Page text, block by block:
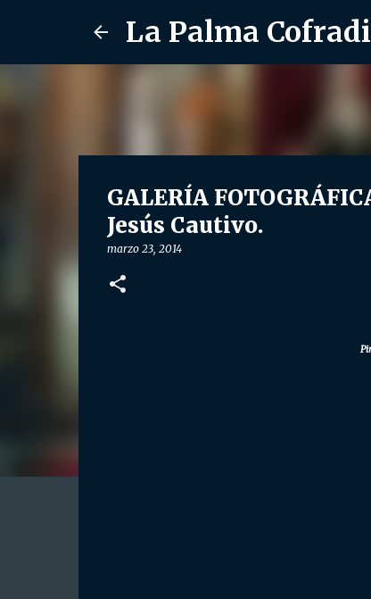
La Palma
GALERÍA
Jesús Cautivo.
marzo 23, 2014